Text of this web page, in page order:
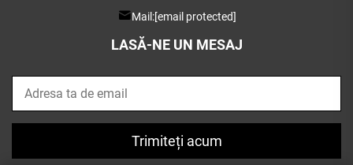
Mail:[email protected]
LASĂ-NE UN MESAJ
Trimiteți acum